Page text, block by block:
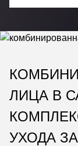
ЛИЦА В
УХОДА